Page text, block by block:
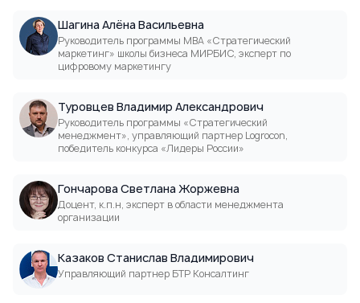
Шагина Алёна Васильевна
Руководитель программы МВА «Стратегический
маркетинг» школы бизнеса МИРБИС, эксперт по
цифровому маркетингу
Туровцев Владимир Александрович
Руководитель программы «Стратегический
менеджмент», управляющий партнер Logrocon,
победитель конкурса «Лидеры России»
Гончарова Светлана Жоржевна
Доцент, к.п.н, эксперт в области менеджмента
организации
Казаков Станислав Владимирович
Управляющий партнер БТР Консалтинг